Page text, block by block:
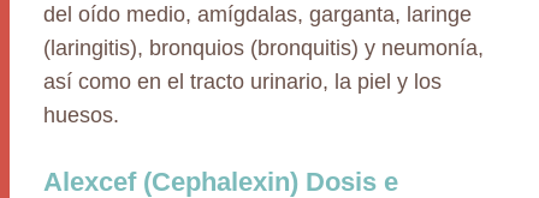
del oído medio, amígdalas, garganta, laringe
(laringitis), bronquios (bronquitis) y neumonía,
así como en el tracto urinario, la piel y los
huesos.
Alexcef (Cephalexin) Dosis e